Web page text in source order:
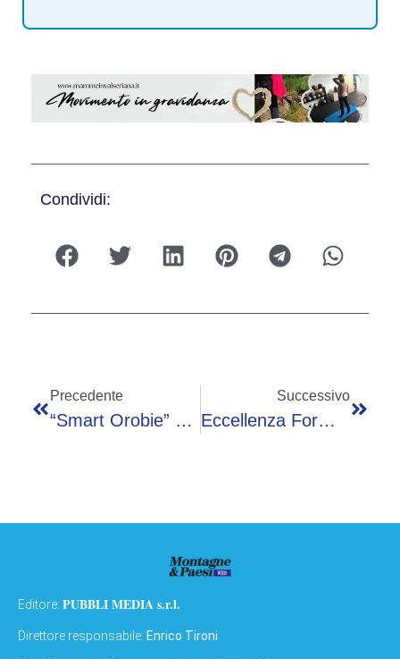
Condividi:
Precedente
“Smart Orobie” Entra Nelle Scuole: Alberghiero Di San Pellegrino E Abf San Giovanni Bianco Protagonisti
Successivo
Eccellenza Formativa, L’Istituto Superiore San Pellegrino In Onda Sabato 9 Maggio Su Rai Uno
Editore: PUBBLI MEDIA s.r.l.
Direttore responsabile: Enrico Tironi